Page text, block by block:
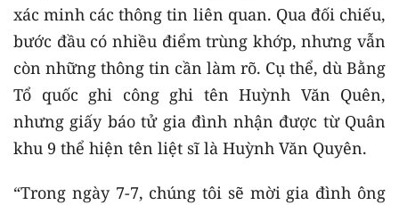
xác minh các thông tin liên quan. Qua đối chiếu,
bước đầu có nhiều điểm trùng khớp, nhưng vẫn
còn những thông tin cần làm rõ. Cụ thể, dù Bằng
Tổ quốc ghi công ghi tên Huỳnh Văn Quên,
nhưng giấy báo tử gia đình nhận được từ Quân
khu 9 thể hiện tên liệt sĩ là Huỳnh Văn Quyên.
“Trong ngày 7-7, chúng tôi sẽ mời gia đình ông